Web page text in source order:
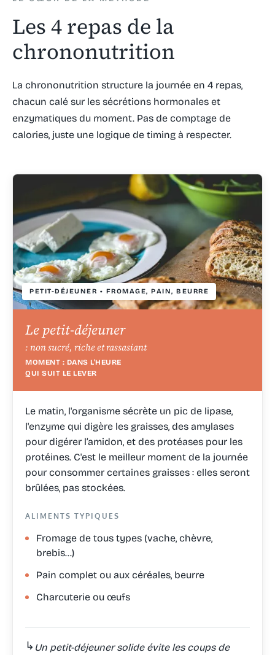
Les 4 repas de la
chrononutrition
La chrononutrition structure la journée en 4 repas,
chacun calé sur les sécrétions hormonales et
enzymatiques du moment. Pas de comptage de
calories, juste une logique de timing à respecter.
PETIT-DÉJEUNER • FROMAGE, PAIN, BEURRE
Le petit-déjeuner
: non sucré, riche et rassasiant
MOMENT : DANS L'HEURE
QUI SUIT LE LEVER
Le matin, l'organisme sécrète un pic de lipase,
l'enzyme qui digère les graisses, des amylases
pour digérer l’amidon, et des protéases pour les
protéines. C'est le meilleur moment de la journée
pour consommer certaines graisses : elles seront
brûlées, pas stockées.
ALIMENTS TYPIQUES
Fromage de tous types (vache, chèvre,
brebis…)
Pain complet ou aux céréales, beurre
Charcuterie ou œufs
↳ Un petit-déjeuner solide évite les coups de